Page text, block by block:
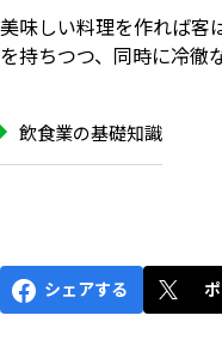
美味しい料理を作れば客
を持ちつつ、同時に冷徹
飲食業の基礎知識
シェアする